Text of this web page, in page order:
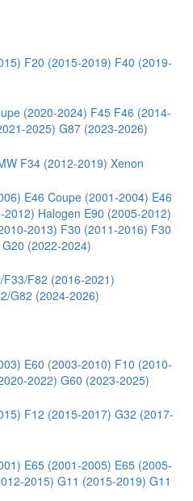
F20 (2015-2019) F40 (2019-
(2020-2024) F45 F46 (2014-
2025) G87 (2023-2026)
F34 (2012-2019) Xenon
E46 Coupe (2001-2004) E46
2012) Halogen E90 (2005-2012)
2013) F30 (2011-2016) F30
G20 (2022-2024)
F33/F82 (2016-2021)
G82 (2024-2026)
E60 (2003-2010) F10 (2010-
2022) G60 (2023-2025)
F12 (2015-2017) G32 (2017-
E65 (2001-2005) E65 (2005-
2015) G11 (2015-2019) G11